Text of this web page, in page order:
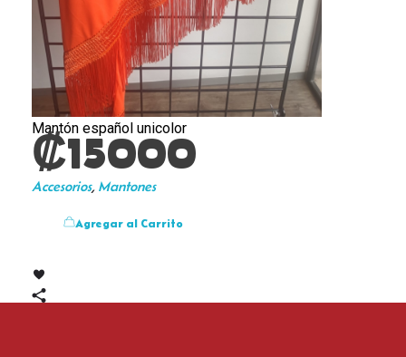
Mantón español unicolor
₡15000
Accesorios, Mantones
Agregar al Carrito